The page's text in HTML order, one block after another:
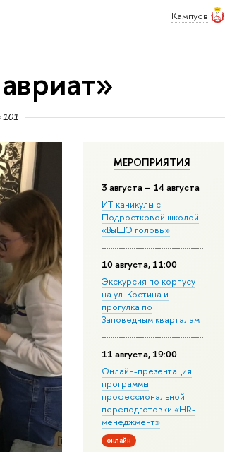
Кампус в
МЕРОПРИЯТИЯ
3 августа – 14 августа
ИТ-каникулы с
Подростковой школой
«ВыШЭ головы»
10 августа, 11:00
Экскурсия по корпусу
на ул. Костина и
прогулка по
Заповедным кварталам
11 августа, 19:00
Онлайн-презентация
программы
профессиональной
переподготовки «HR-
менеджмент»
онлайн